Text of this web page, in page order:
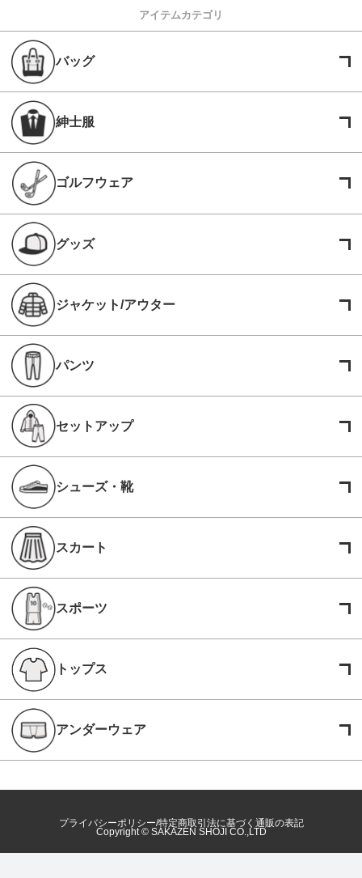
アイテムカテゴリ
バッグ
紳士服
ゴルフウェア
グッズ
ジャケット/アウター
パンツ
セットアップ
シューズ・靴
スカート
スポーツ
トップス
アンダーウェア
プライバシーポリシー 特定商取引法に基づく通販の表記
Copyright © SAKAZEN SHOJI CO.,LTD